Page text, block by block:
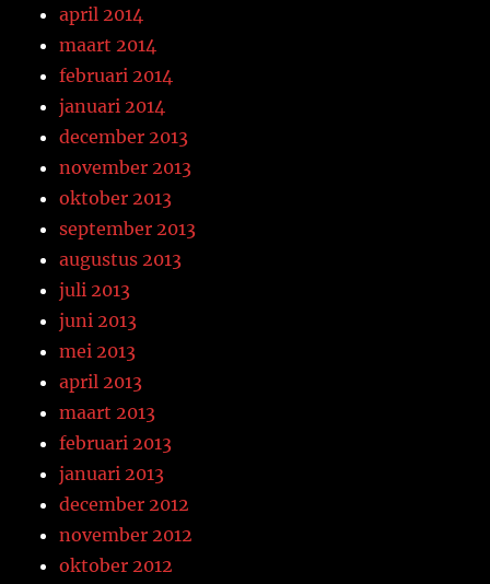
april 2014
maart 2014
februari 2014
januari 2014
december 2013
november 2013
oktober 2013
september 2013
augustus 2013
juli 2013
juni 2013
mei 2013
april 2013
maart 2013
februari 2013
januari 2013
december 2012
november 2012
oktober 2012